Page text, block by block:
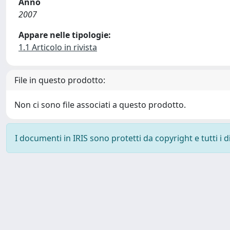
2007
Appare nelle tipologie:
1.1 Articolo in rivista
File in questo prodotto:
Non ci sono file associati a questo prodotto.
I documenti in IRIS sono protetti da copyright e tutti i